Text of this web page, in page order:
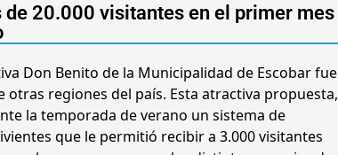
de 20.000 visitantes en el primer mes
Don Benito de la Municipalidad de Escobar fue
regiones del país. Esta atractiva propuesta,
la temporada de verano un sistema de
que le permitió recibir a 3.000 visitantes